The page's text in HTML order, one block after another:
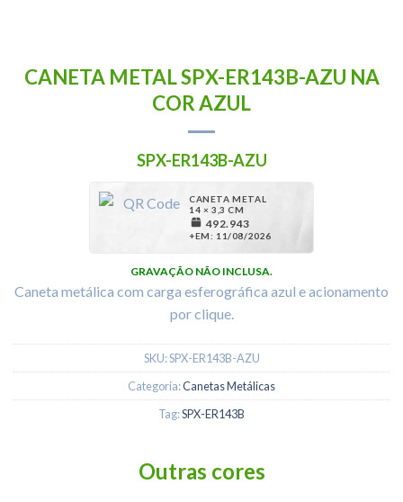
CANETA METAL SPX-ER143B-AZU NA
COR AZUL
SPX-ER143B-AZU
CANETA METAL
14 × 3,3 CM
492.943
+EM: 11/08/2026
07/08 09:01 AM
GRAVAÇÃO NÃO INCLUSA.
Caneta metálica com carga esferográfica azul e acionamento
por clique.
SKU:SPX-ER143B-AZU
Categoria:Canetas Metálicas
Tag:SPX-ER143B
Outras cores